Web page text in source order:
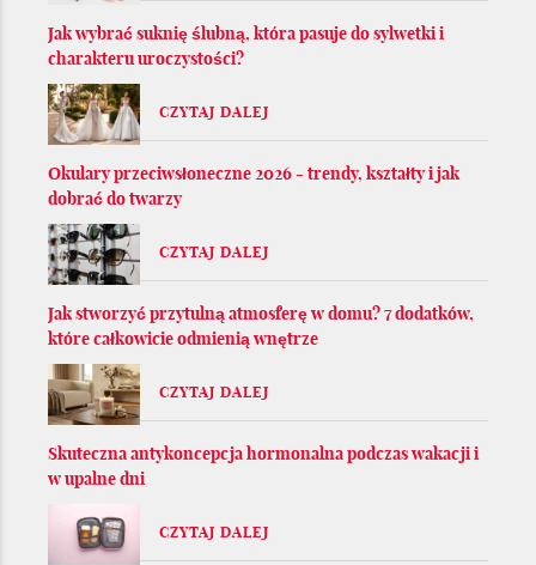
Jak wybrać suknię ślubną, która pasuje do sylwetki i
charakteru uroczystości?
CZYTAJ DALEJ
Okulary przeciwsłoneczne 2026 - trendy, kształty i jak
dobrać do twarzy
CZYTAJ DALEJ
Jak stworzyć przytulną atmosferę w domu? 7 dodatków,
które całkowicie odmienią wnętrze
CZYTAJ DALEJ
Skuteczna antykoncepcja hormonalna podczas wakacji i
w upalne dni
CZYTAJ DALEJ